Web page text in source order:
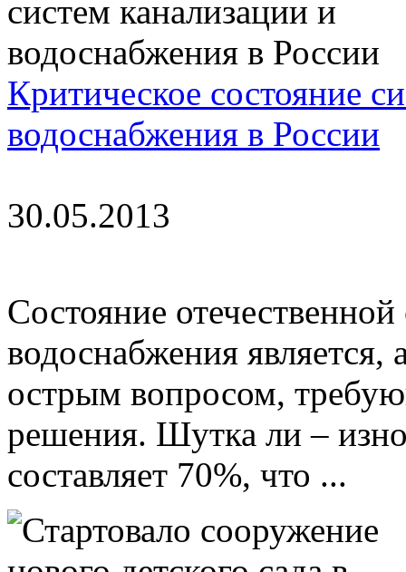
Критическое состояние
водоснабжения в России
30.05.2013
Состояние
водоснабжения
острым вопросом,
решения. Шутка ли –
составляет 70%, что ...